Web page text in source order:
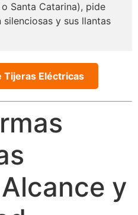
Santa Catarina), pide
silenciosas y sus llantas
Tijeras Eléctricas
y